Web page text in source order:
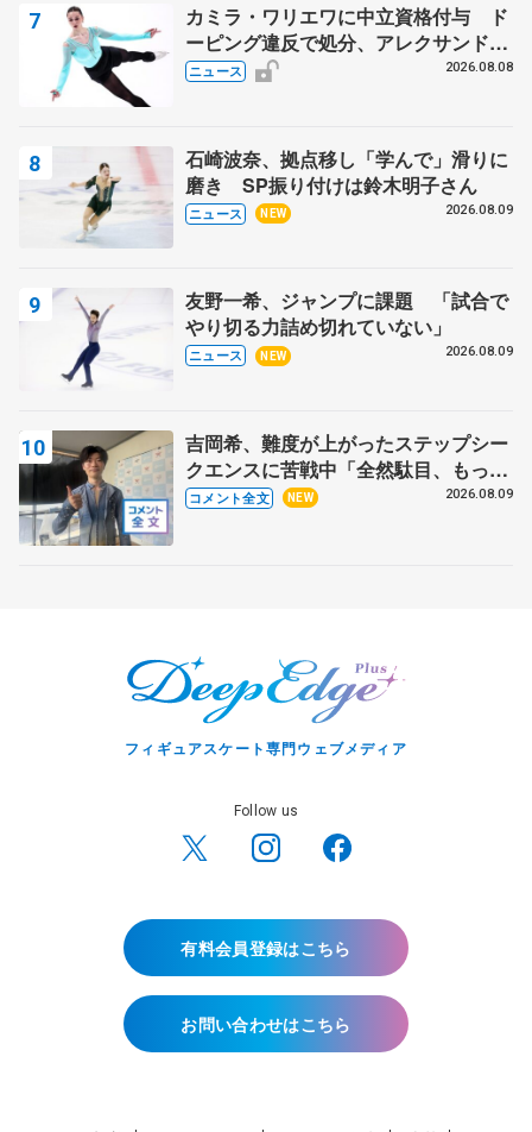
カミラ・ワリエワに中立資格付与 ド
ーピング違反で処分、アレクサンド
ラ・イグナトワも
ニュース 2026.08.08
石崎波奈、拠点移し「学んで」滑りに
磨き SP振り付けは鈴木明子さん
ニュース NEW 2026.08.09
友野一希、ジャンプに課題 「試合で
やり切る力詰め切れていない」
ニュース NEW 2026.08.09
吉岡希、難度が上がったステップシー
クエンスに苦戦中「全然駄目、もっと
いいエッジで踏めるようにしたいな」
コメント全文 NEW 2026.08.09
フィギュアスケート専門ウェブメディア
Follow us
有料会員登録はこちら
お問い合わせはこちら